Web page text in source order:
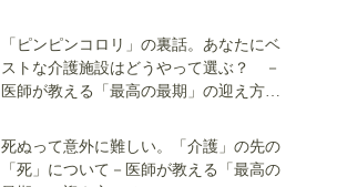
「ピンピンコロリ」の裏話。あなたにベ
ストな介護施設はどうやって選ぶ？ －
医師が教える「最高の最期」の迎え方
死ぬって意外に難しい。「介護」の先の
「死」について－医師が教える「最高の